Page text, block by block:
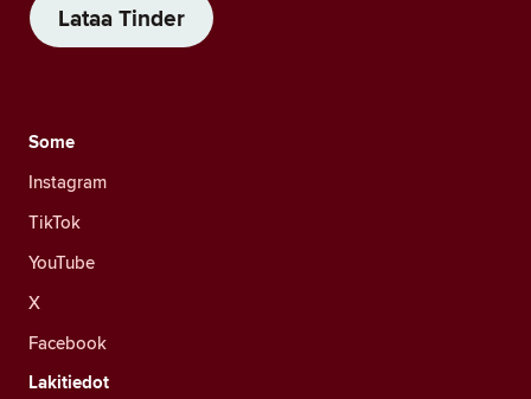
Lataa Tinder
Some
Instagram
TikTok
YouTube
X
Facebook
Lakitiedot